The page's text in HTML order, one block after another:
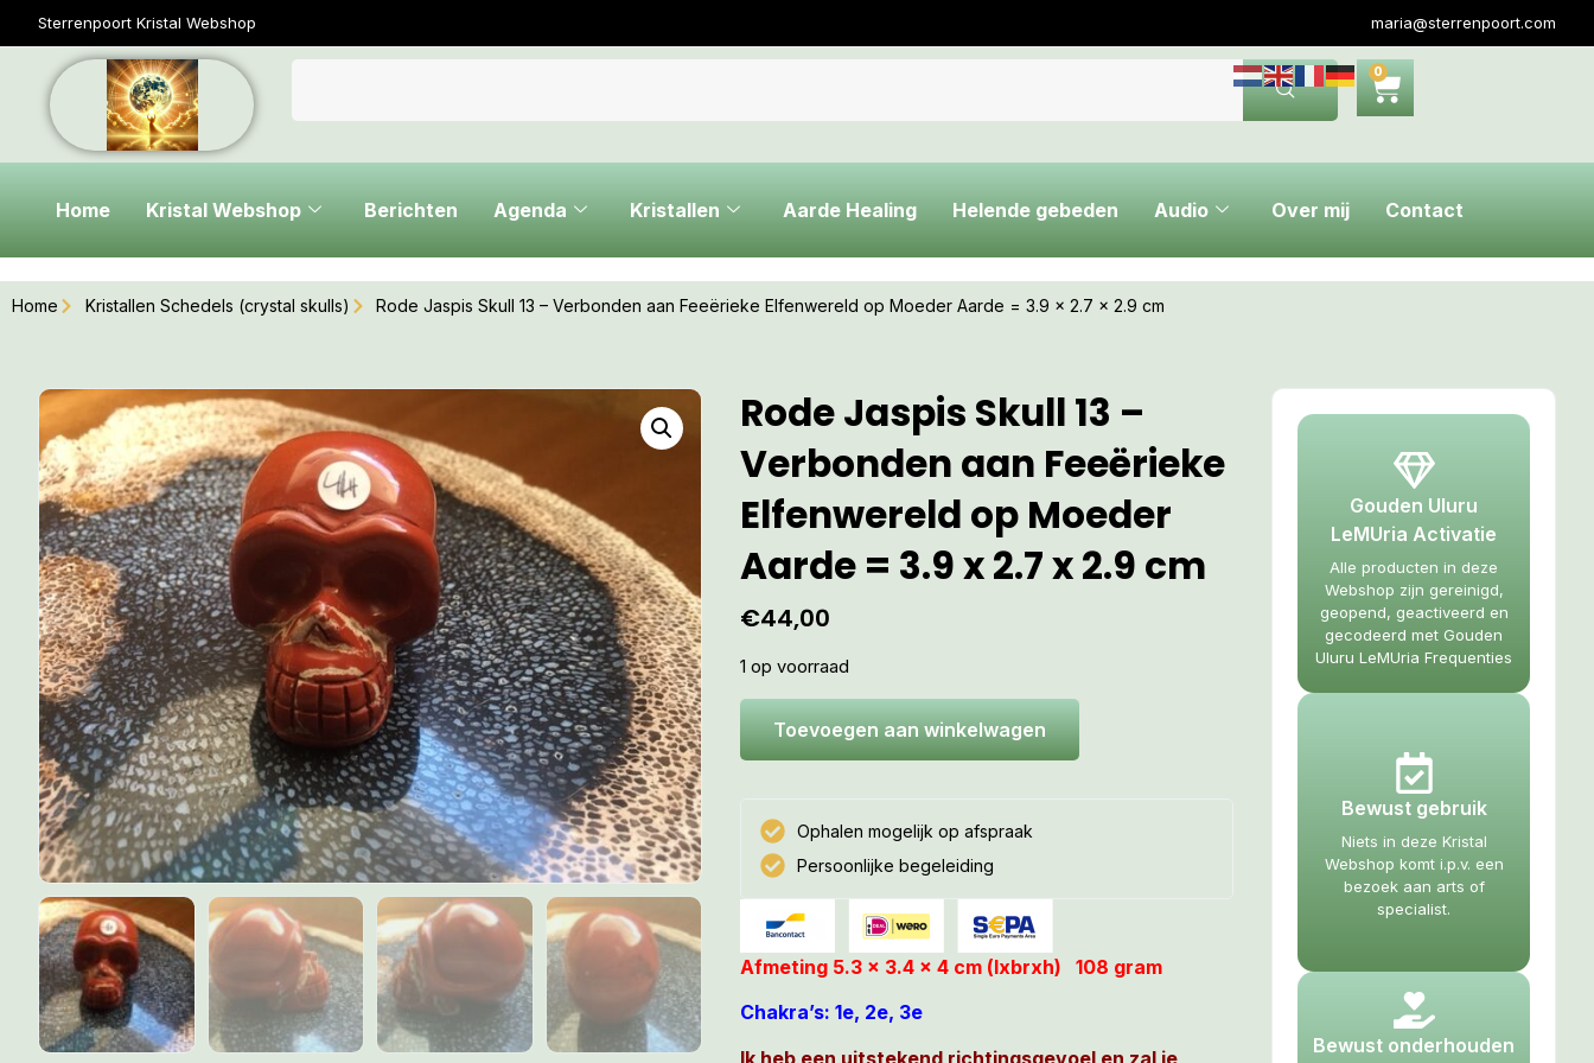
Sterrenpoort Kristal Webshop maria@sterrenpoort.com
0
Home Kristal Webshop Berichten Agenda Kristallen Aarde Healing Helende gebeden Audio Over mij Contact
Home Kristallen Schedels (crystal skulls) Rode Jaspis Skull 13 – Verbonden aan Feeërieke Elfenwereld op Moeder Aarde = 3.9 x 2.7 x 2.9 cm
Rode Jaspis Skull 13 –
Verbonden aan Feeërieke
Elfenwereld op Moeder
Aarde = 3.9 x 2.7 x 2.9 cm
€44,00
1 op voorraad
Toevoegen aan winkelwagen
Ophalen mogelijk op afspraak
Persoonlijke begeleiding
Afmeting 5.3 x 3.4 x 4 cm (lxbrxh) 108 gram
Chakra’s: 1e, 2e, 3e
Ik heb een uitstekend richtingsgevoel en zal je
Gouden Uluru
LeMUria Activatie
Alle producten in deze
Webshop zijn gereinigd,
geopend, geactiveerd en
gecodeerd met Gouden
Uluru LeMUria Frequenties
Bewust gebruik
Niets in deze Kristal
Webshop komt i.p.v. een
bezoek aan arts of
specialist.
Bewust onderhouden